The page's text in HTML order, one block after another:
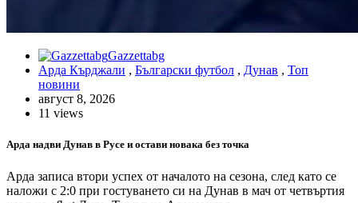
Gazzettabg
Арда Кърджали , Български футбол , Дунав , Топ
новини
август 8, 2026
11 views
Арда надви Дунав в Русе и остави новака без точка
Арда записа втори успех от началото на сезона, след като се
наложи с 2:0 при гостуването си на Дунав в мач от четвъртия